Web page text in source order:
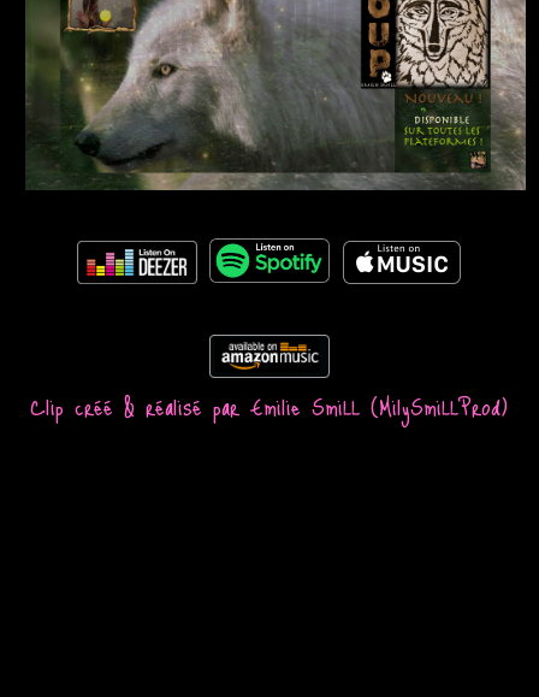
Clip créé & réalisé par Emilie SmiLL (MilySmiLLProd)